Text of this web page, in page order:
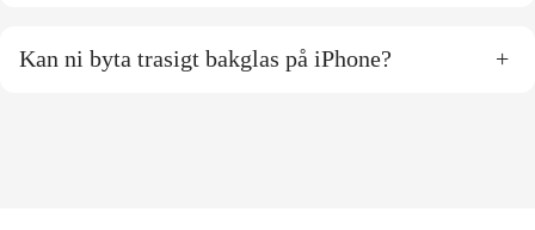
Kan ni byta trasigt bakglas på iPhone? +